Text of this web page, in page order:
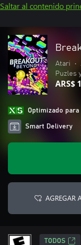
Saltar al contenido
Atari •
Puzles
ARS$
Optimizado para
Smart Delivery
AGREGAR
TODOS